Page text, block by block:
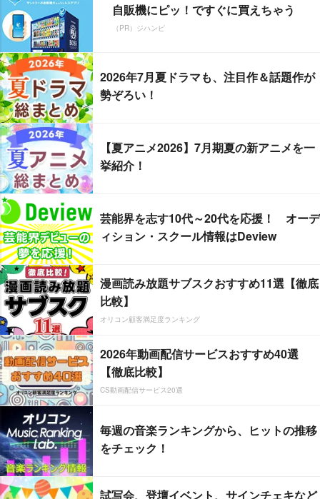
自販機にピッ！ですぐに買えちゃう
（PR）ジハンピ
2026年7月夏ドラマも、注目作＆話題作が
勢ぞろい！
【夏アニメ2026】7月期夏の新アニメを一
挙紹介！
芸能界を志す10代～20代を応援！ オーデ
ィション・スクール情報はDeview
漫画読み放題サブスクおすすめ11選【徹底
比較】
オリコン顧客満足度ランキング
2026年動画配信サービスおすすめ40選
【徹底比較】
CS動画配信サービス20選
毎週の音楽ランキングから、ヒットの推移
をチェック！
試写会、登壇イベント、サインチェキなど